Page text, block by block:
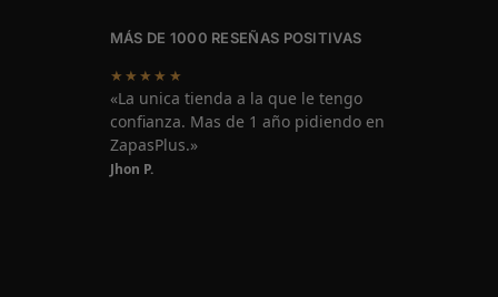
MÁS DE 1000 RESEÑAS POSITIVAS
★★★★★
«La unica tienda a la que le tengo
confianza. Mas de 1 año pidiendo en
ZapasPlus.»
Jhon P.